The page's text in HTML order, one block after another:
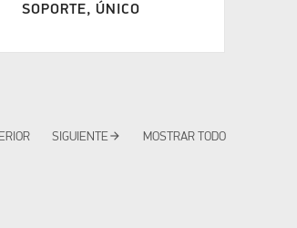
SOPORTE, ÚNICO
SIGUIENTE arrow_forward MOSTRAR TODO